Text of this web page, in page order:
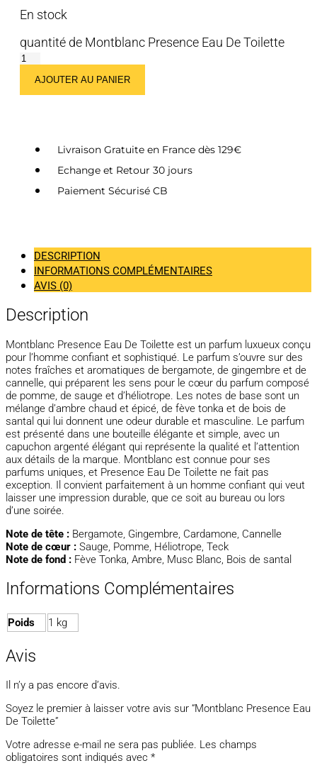
En stock
quantité de Montblanc Presence Eau De Toilette
AJOUTER AU PANIER
Livraison Gratuite en France dès 129€
Echange et Retour 30 jours
Paiement Sécurisé CB
DESCRIPTION
INFORMATIONS COMPLÉMENTAIRES
AVIS (0)
Description
Montblanc Presence Eau De Toilette est un parfum luxueux conçu
pour l’homme confiant et sophistiqué. Le parfum s’ouvre sur des
notes fraîches et aromatiques de bergamote, de gingembre et de
cannelle, qui préparent les sens pour le cœur du parfum composé
de pomme, de sauge et d’héliotrope. Les notes de base sont un
mélange d’ambre chaud et épicé, de fève tonka et de bois de
santal qui lui donnent une odeur durable et masculine. Le parfum
est présenté dans une bouteille élégante et simple, avec un
capuchon argenté élégant qui représente la qualité et l’attention
aux détails de la marque. Montblanc est connue pour ses
parfums uniques, et Presence Eau De Toilette ne fait pas
exception. Il convient parfaitement à un homme confiant qui veut
laisser une impression durable, que ce soit au bureau ou lors
d’une soirée.
Note de tête : Bergamote, Gingembre, Cardamone, Cannelle
Note de cœur : Sauge, Pomme, Héliotrope, Teck
Note de fond : Fève Tonka, Ambre, Musc Blanc, Bois de santal
Informations Complémentaires
Poids 1 kg
Avis
Il n’y a pas encore d’avis.
Soyez le premier à laisser votre avis sur “Montblanc Presence Eau
De Toilette”
Votre adresse e-mail ne sera pas publiée. Les champs
obligatoires sont indiqués avec *